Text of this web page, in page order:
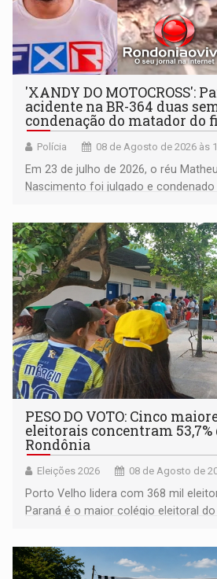
'XANDY DO MOTOCROSS':
acidente na BR-364 duas
condenação do matador do
Polícia 08 de Agosto de 2026 às
Em 23 de julho de 2026, o réu
Nascimento foi julgado e
PESO DO VOTO: Cinco
eleitorais concentram 53,7%
Rondônia
Eleições 2026 08 de Agosto de
Porto Velho lidera com 368 mil
Paraná é o maior colégio eleitoral